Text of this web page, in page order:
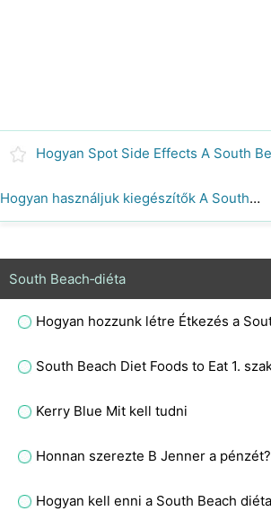
Hogyan használjuk kiegészítők A South Beach diéta
South Beach‑diéta
Hogyan hozzunk létre Étkezés a
South Beach Diet Foods to Eat 1.
Kerry Blue Mit kell tudni
Honnan szerezte B Jenner a pénzét?
Hogyan kell enni a South Beach diéta